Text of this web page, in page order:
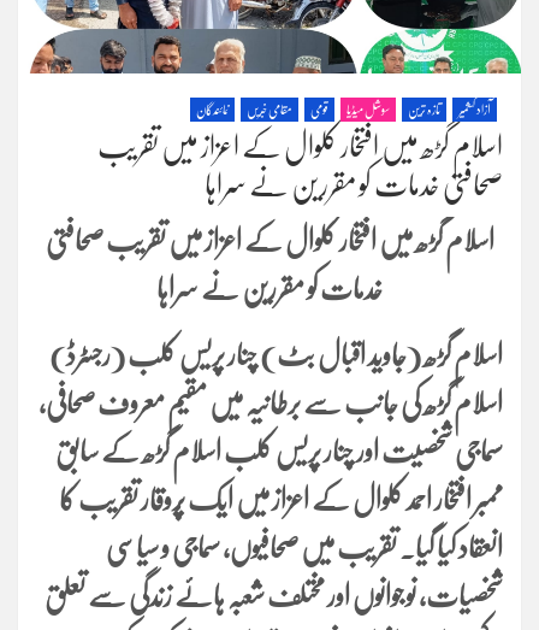
آزاد کشمیر تازہ ترین سوشل میڈیا قومی مقامی خبریں نمائندگان
اسلام گڑھ میں افتخار کلوال کے اعزاز میں تقریب
صحافتی خدمات کو مقررین نے سراہا
اسلام گڑھ میں افتخار کلوال کے اعزاز میں تقریب صحافتی
خدمات کو مقررین نے سراہا
اسلام گڑھ (جاوید اقبال بٹ) چنار پریس کلب (رجسٹرڈ)
اسلام گڑھ کی جانب سے برطانیہ میں مقیم معروف صحافی،
سماجی شخصیت اور چنار پریس کلب اسلام گڑھ کے سابق
ممبر افتخار احمد کلوال کے اعزاز میں ایک پُروقار تقریب کا
انعقاد کیا گیا۔ تقریب میں صحافیوں، سماجی و سیاسی
شخصیات، نوجوانوں اور مختلف شعبہ ہائے زندگی سے تعلق